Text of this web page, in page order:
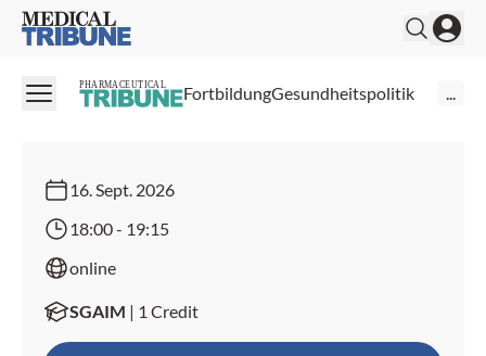
Medical Tribune
PHARMACEUTICAL FortbildungGesundheitspolitik ...
CME Webinar
Atemwegserkrankungen
vorbeugen
16. Sept. 2026
18:00- 19:15
online
SGAIM | 1 Credit